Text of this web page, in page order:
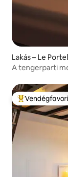
Lakás – Le Portel
A tengerparti
Kiemelt